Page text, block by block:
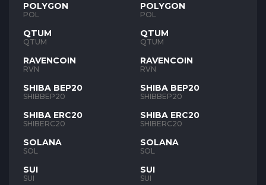
POLYGON
POL
QTUM
QTUM
RAVENCOIN
RVN
SHIBA BEP20
SHIBBEP20
SHIBA ERC20
SHIBERC20
SOLANA
SOL
SUI
SUI
POLYGON
POL
QTUM
QTUM
RAVENCOIN
RVN
SHIBA BEP20
SHIBBEP20
SHIBA ERC20
SHIBERC20
SOLANA
SOL
SUI
SUI